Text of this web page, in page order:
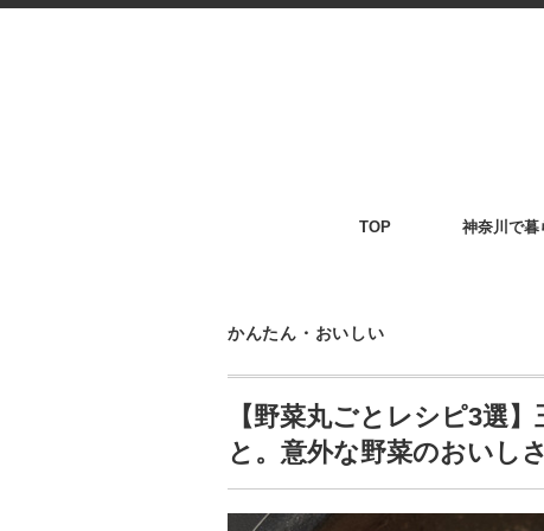
TOP 神奈川で暮
かんたん・おいしい
【野菜丸ごとレシピ3選
と。意外な野菜のおいし